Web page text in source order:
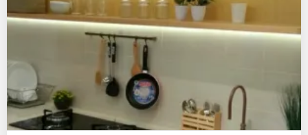
Share this:
Twitter
Facebook